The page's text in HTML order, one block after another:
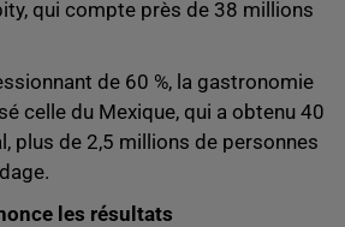
qui compte près de 38 millions
de 60 %, la gastronomie
celle du Mexique, qui a obtenu 40
plus de 2,5 millions de personnes
les résultats